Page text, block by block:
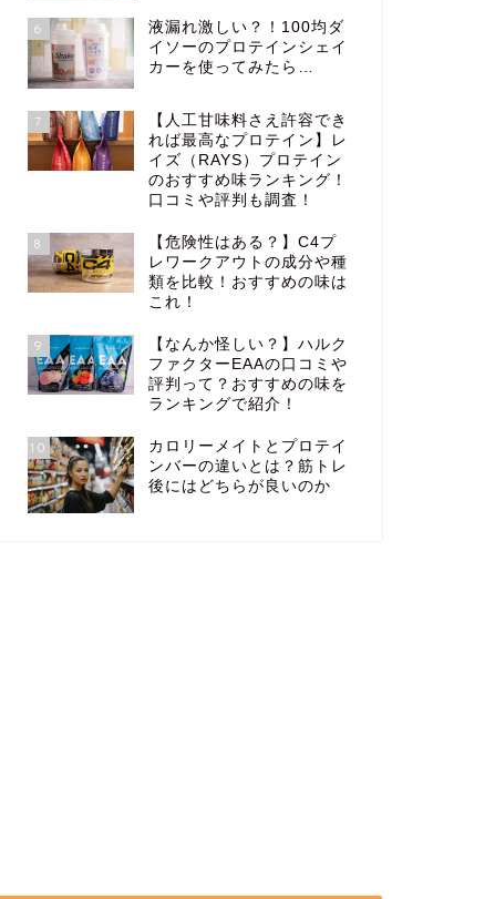
6
液漏れ激しい？！100均ダ
イソーのプロテインシェイ
カーを使ってみたら…
7
【人工甘味料さえ許容でき
れば最高なプロテイン】レ
イズ（RAYS）プロテイン
のおすすめ味ランキング！
口コミや評判も調査！
8
【危険性はある？】C4プ
レワークアウトの成分や種
類を比較！おすすめの味は
これ！
9
【なんか怪しい？】ハルク
ファクターEAAの口コミや
評判って？おすすめの味を
ランキングで紹介！
10
カロリーメイトとプロテイ
ンバーの違いとは？筋トレ
後にはどちらが良いのか